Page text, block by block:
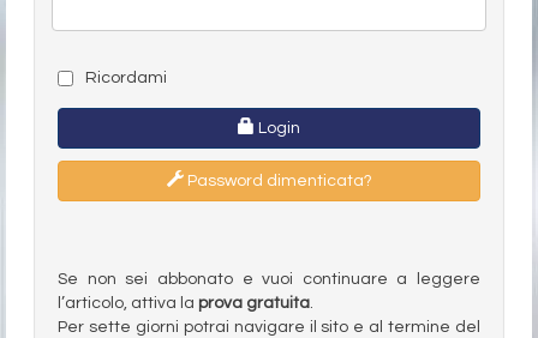
Ricordami
Login
Password dimenticata?
Se non sei abbonato e vuoi continuare a leggere
l’articolo, attiva la prova gratuita.
Per sette giorni potrai navigare il sito e al termine del